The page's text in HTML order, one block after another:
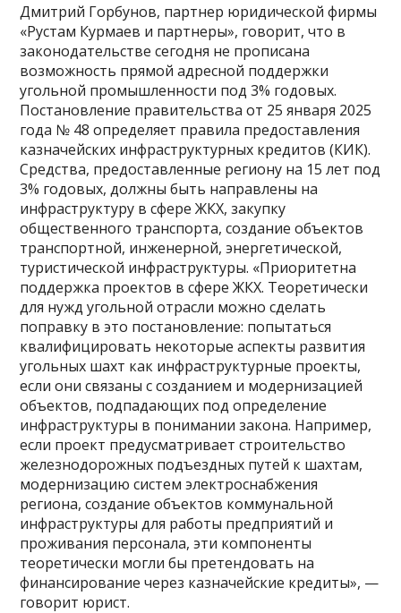
Дмитрий Горбунов, партнер юридической фирмы
«Рустам Курмаев и партнеры», говорит, что в
законодательстве сегодня не прописана
возможность прямой адресной поддержки
угольной промышленности под 3% годовых.
Постановление правительства от 25 января 2025
года № 48 определяет правила предоставления
казначейских инфраструктурных кредитов (КИК).
Средства, предоставленные региону на 15 лет под
3% годовых, должны быть направлены на
инфраструктуру в сфере ЖКХ, закупку
общественного транспорта, создание объектов
транспортной, инженерной, энергетической,
туристической инфраструктуры. «Приоритетна
поддержка проектов в сфере ЖКХ. Теоретически
для нужд угольной отрасли можно сделать
поправку в это постановление: попытаться
квалифицировать некоторые аспекты развития
угольных шахт как инфраструктурные проекты,
если они связаны с созданием и модернизацией
объектов, подпадающих под определение
инфраструктуры в понимании закона. Например,
если проект предусматривает строительство
железнодорожных подъездных путей к шахтам,
модернизацию систем электроснабжения
региона, создание объектов коммунальной
инфраструктуры для работы предприятий и
проживания персонала, эти компоненты
теоретически могли бы претендовать на
финансирование через казначейские кредиты», —
говорит юрист.